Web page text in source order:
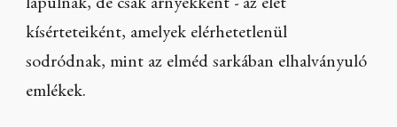
lapulnak, de csak árnyékként - az élet
kísérteteiként, amelyek elérhetetlenül
sodródnak, mint az elméd sarkában elhalványuló
emlékek.